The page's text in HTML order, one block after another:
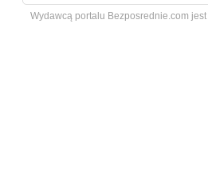
Wydawcą portalu Bezposrednie.com jest